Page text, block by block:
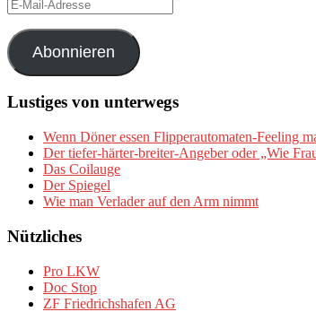
Mail-
Adresse
Abonnieren
Lustiges von unterwegs
Wenn Döner essen Flipperautomaten-Feeling
Der tiefer-härter-breiter-Angeber oder „Wie
Das Coilauge
Der Spiegel
Wie man Verlader auf den Arm nimmt
Nützliches
Pro LKW
Doc Stop
ZF Friedrichshafen AG